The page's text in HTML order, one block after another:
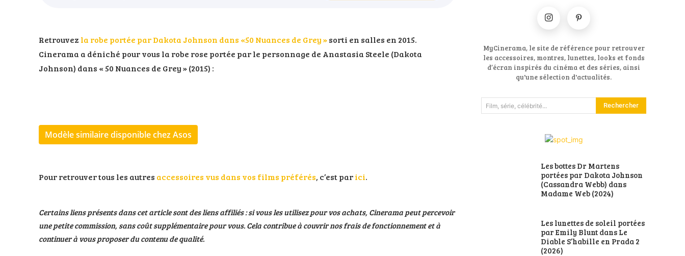
Retrouvez la robe portée par Dakota Johnson dans «50 Nuances de Grey »sorti en salles en 2015.
Cinerama a déniché pour vous la robe rose portée par le personnage de Anastasia Steele (Dakota
Johnson) dans « 50 Nuances de Grey » (2015) :
Modèle similaire disponible chez Asos
Pour retrouver tous les autres accessoires vus dans vos films préférés, c’est parici.
Certains liens présents dans cet article sont des liens affiliés : si vous les utilisez pour vos achats, Cinerama peut percevoir
une petite commission, sans coût supplémentaire pour vous. Cela contribue à couvrir nos frais de fonctionnement et à
continuer à vous proposer du contenu de qualité.
MyCinerama, le site de référence pour retrouver
les accessoires, montres, lunettes, looks et fonds
d’écran inspirés du cinéma et des séries, ainsi
qu'une sélection d'actualités.
Film, série, célébrité... Rechercher
Les bottes Dr Martens
portées par Dakota Johnson
(Cassandra Webb) dans
Madame Web (2024)
Les lunettes de soleil portées
par Emily Blunt dans Le
Diable S’habille en Prada 2
(2026)